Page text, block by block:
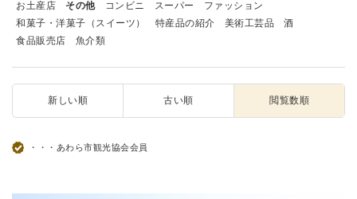
お土産店 その他 コンビニ スーパー
ファッション
和菓子・洋菓子（スイーツ）
特産品の紹介 美術工芸品
酒
食品販売店
魚介類
新しい順 古い順 閲覧数順
・・・あわら市観光協会会員